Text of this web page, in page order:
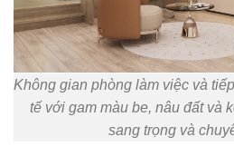
Không gian phòng làm việc và
tế với gam màu be, nâu đất và
sang trọng và